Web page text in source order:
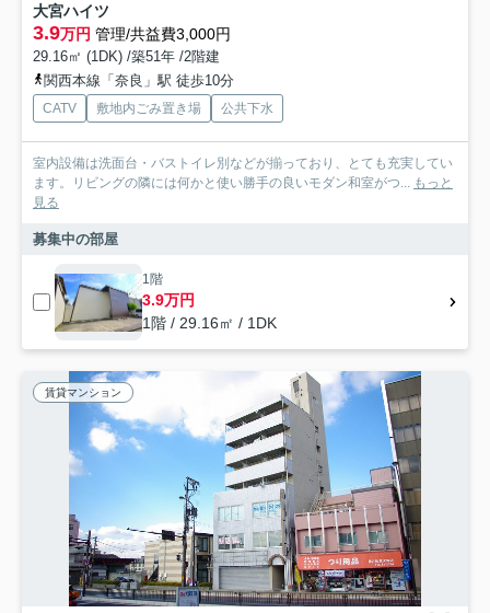
大宮ハイツ
3.9万円 管理/共益費3,000円
29.16㎡ (1DK) /築51年 /2階建
関西本線「奈良」駅 徒歩10分
CATV 敷地内ごみ置き場 公共下水
室内設備は洗面台・バストイレ別などが揃っており、とても充実してい
ます。リビングの隣には何かと使い勝手の良いモダン和室がつ... もっと
見る
募集中の部屋
1階
3.9万円
1階 / 29.16㎡ / 1DK
賃貸マンション